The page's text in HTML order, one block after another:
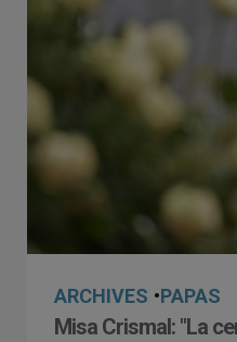
ARCHIVES •PAPAS
Misa Crismal: "La